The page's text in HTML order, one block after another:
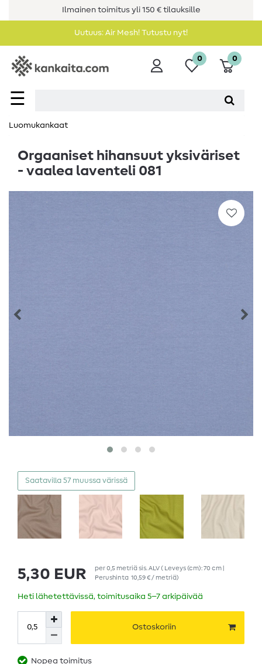
Ilmainen toimitus yli 150 € tilauksille
Uutuus: Air Mesh! Tutustu nyt!
☰
0 0
Luomukankaat
Orgaaniset hihansuut yksiväriset
- vaalea laventeli 081
Saatavilla 57 muussa värissä
5,30 EUR per0,5 metriäsis. ALV( Leveys (cm): 70 cm |
Perushinta 10,59 € / metriä)
Heti lähetettävissä, toimitusaika 5–7 arkipäivää
Ostoskoriin
Nopea toimitus